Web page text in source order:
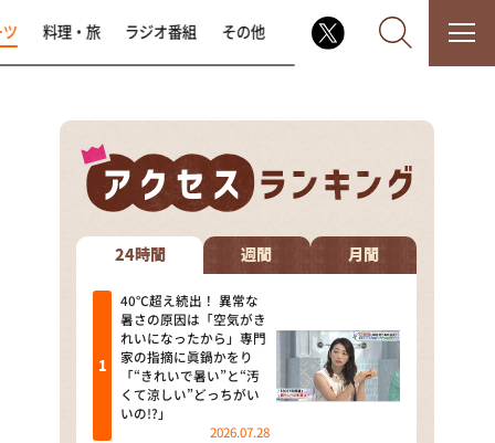
なるみ・岡村の過ぎるTV
相席食堂
これ余談なんですけど・・・
～人生密着トークバラエティ！
～ やすとものいたって真剣です
探偵！ナイトスクープ
料理・旅 ラジオ番組 その他
24時間 週間 月間
40℃超え続出！ 異常な
暑さの原因は「空気がき
れいになったから」専門
家の指摘に眞鍋かをり
「“きれいで暑い”と“汚
くて涼しい”どっちがい
いの!?」
2026.07.28